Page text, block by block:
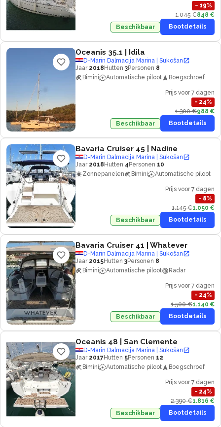
− 19%
1.045 €848 €
Beschikbaar
Bootdetails
Oceanis 35.1 | Idila
D-Marin Dalmacija Marina | Sukošan
Jaar 2018 Hutten 3Personen 8
Bimini
Automatische piloot Boegschroef
Prijs voor 7 dagen
− 24%
1.300 €988 €
Beschikbaar
Bootdetails
Bavaria Cruiser 45 | Nadine
D-Marin Dalmacija Marina | Sukošan
Jaar 2018 Hutten 4 Personen 10
Zonnepanelen
Bimini Automatische piloot
Prijs voor 7 dagen
− 8%
1.145 €1.050 €
Beschikbaar
Bootdetails
Bavaria Cruiser 41 | Whatever
D-Marin Dalmacija Marina | Sukošan
Jaar 2015Hutten 3Personen 8
Bimini
Automatische piloot Radar
Prijs voor 7 dagen
− 24%
1.500 €1.140 €
Beschikbaar
Bootdetails
Oceanis 48 | San Clemente
D-Marin Dalmacija Marina | Sukošan
Jaar 2017Hutten 5Personen 12
Bimini
Automatische piloot Boegschroef
Prijs voor 7 dagen
− 24%
2.390 €1.816 €
Beschikbaar
Bootdetails